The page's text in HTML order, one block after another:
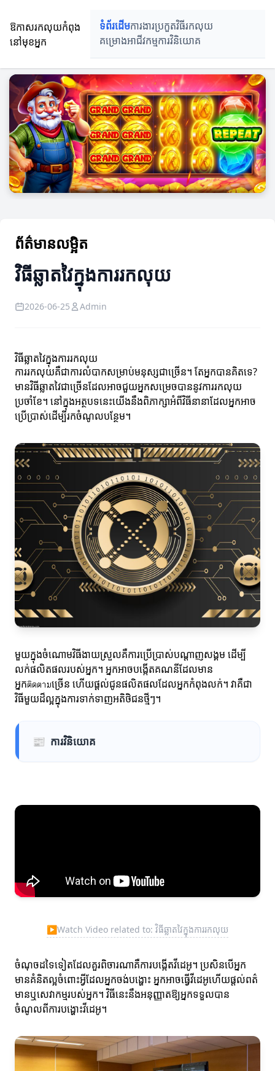
ឱកាសរកលុយកំពុង
នៅមុខអ្នក
ទំព័រដើមការងារប្រកួតវិធីរកលុយ
គម្រោងអាជីវកម្មការវិនិយោគ
ព័ត៌មានលម្អិត
វិធីឆ្លាតវៃក្នុងការរកលុយ
2026-06-25 Admin
វិធីឆ្លាតវៃក្នុងការរកលុយ
ការរកលុយគឺជាការលំបាកសម្រាប់មនុស្សជាច្រើន។ តែអ្នកបានគិតទេ?
មានវិធីឆ្លាតវៃជាច្រើនដែលអាចជួយអ្នកសម្រេចបាននូវការរកលុយ
ប្រចាំខែ។ នៅក្នុងអត្ថបទនេះយើងនឹងពិភាក្សាអំពីវិធីនានាដែលអ្នកអាច
ប្រើប្រាស់ដើម្បីរកចំណូលបន្ថែម។
មួយក្នុងចំណោមវិធីងាយស្រួលគឺការប្រើប្រាស់បណ្ដាញសង្គម ដើម្បី
លក់ផលិតផលរបស់អ្នក។ អ្នកអាចបង្កើតគណនីដែលមាន
អ្នកติดตามច្រើន ហើយផ្តល់ជូនផលិតផលដែលអ្នកកំពុងលក់។ វាគឺជា
វិធីមួយដ៏ល្អក្នុងការទាក់ទាញអតិថិជនថ្មីៗ។
📰 ការវិនិយោគ
▶Watch Video related to: វិធីឆ្លាតវៃក្នុងការរកលុយ
ចំណុចដទៃទៀតដែលគួរពិចារណាគឺការបង្កើតវីដេអូ។ ប្រសិនបើអ្នក
មានគំនិតល្អចំពោះអ្វីដែលអ្នកចង់បង្ហោះ អ្នកអាចធ្វើវីដេអូហើយផ្តល់ពត៌
មានឬសេវាកម្មរបស់អ្នក។ វិធីនេះនឹងអនុញ្ញាតឱ្យអ្នកទទួលបាន
ចំណូលពីការបង្ហោះវីដេអូ។